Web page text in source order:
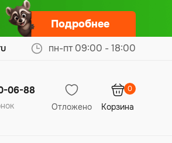
Подробнее
пн-пт 09:00 - 18:00
06-88
Отложено Корзина
0